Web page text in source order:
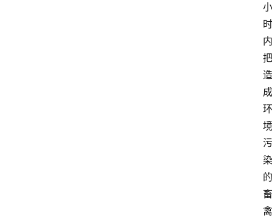
小
时
内
把
造
成
环
境
污
染
的
畜
禽